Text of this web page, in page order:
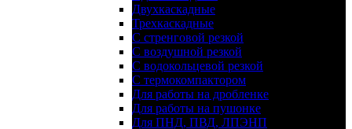
Двухкаскадные
Трехкаскадные
С стренговой резкой
С воздушной резкой
С водокольцевой резкой
С термокомпактором
Для работы на дробленке
Для работы на пушонке
Для ПНД, ПВД, ЛПЭНП